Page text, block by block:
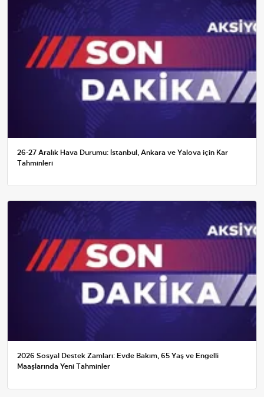
26-27 Aralık Hava Durumu: İstanbul, Ankara ve Yalova için Kar
Tahminleri
2026 Sosyal Destek Zamları: Evde Bakım, 65 Yaş ve Engelli
Maaşlarında Yeni Tahminler